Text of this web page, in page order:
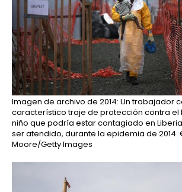
Imagen de archivo de 2014: Un trabajador
característico traje de protección contra el
niño que podría estar contagiado en
ser atendido, durante la epidemia de 2014.
Moore/Getty Images